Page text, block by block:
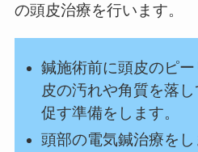
の頭皮治療を行います。
鍼施術前に頭皮のピ
皮の汚れや角質を落
促す準備をします。
頭部の電気鍼治療をし